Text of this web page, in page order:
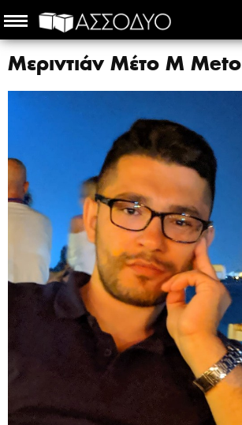
Μεριντιάν Μέτο M Meto